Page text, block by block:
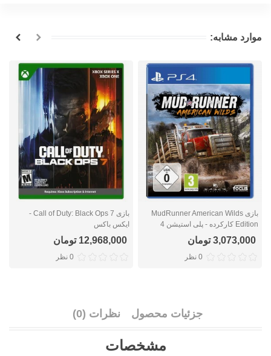
موارد مشابه:
بازی MudRunner American Wilds
Edition کارکرده - پلی استیشن 4
3,073,000 تومان
0 نظر
بازی Call of Duty: Black Ops 7 -
ایکس باکس
12,968,000 تومان
0 نظر
جزئیات محصول نظرات (0)
مشخصات